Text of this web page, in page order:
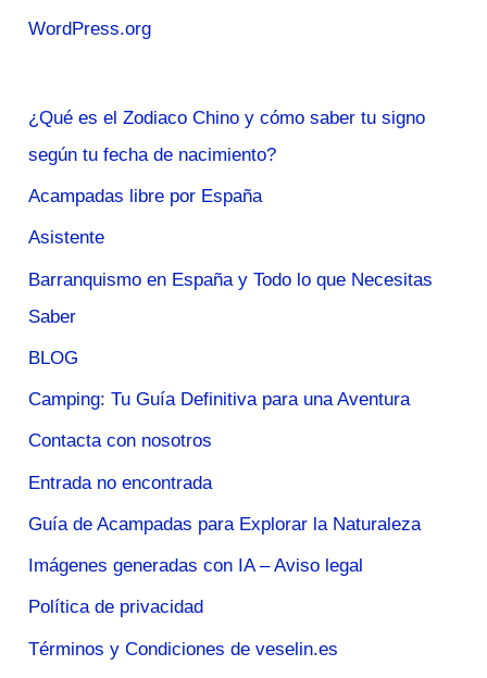
WordPress.org
¿Qué es el Zodiaco Chino y cómo saber tu signo
según tu fecha de nacimiento?
Acampadas libre por España
Asistente
Barranquismo en España y Todo lo que Necesitas
Saber
BLOG
Camping: Tu Guía Definitiva para una Aventura
Contacta con nosotros
Entrada no encontrada
Guía de Acampadas para Explorar la Naturaleza
Imágenes generadas con IA – Aviso legal
Política de privacidad
Términos y Condiciones de veselin.es